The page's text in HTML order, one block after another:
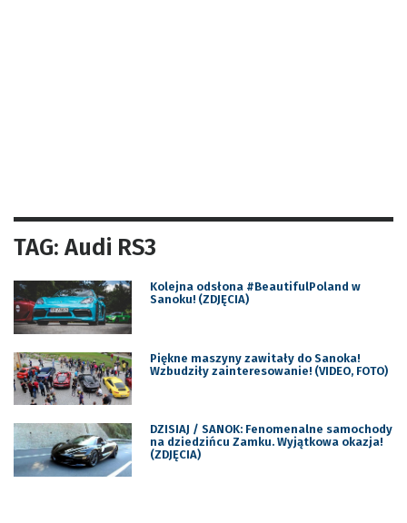
TAG: Audi RS3
Kolejna odsłona #BeautifulPoland w
Sanoku! (ZDJĘCIA)
Piękne maszyny zawitały do Sanoka!
Wzbudziły zainteresowanie! (VIDEO, FOTO)
DZISIAJ / SANOK: Fenomenalne samochody
na dziedzińcu Zamku. Wyjątkowa okazja!
(ZDJĘCIA)